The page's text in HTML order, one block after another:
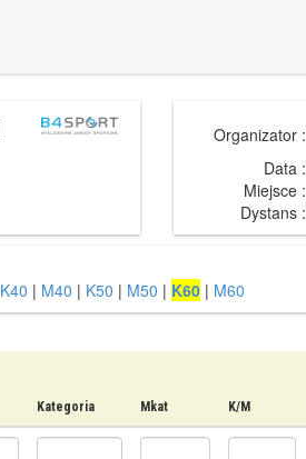
Organizator :
Data :
Miejsce :
Dystans :
K40 | M40 | K50 | M50 | K60 | M60
Kategoria Mkat K/M